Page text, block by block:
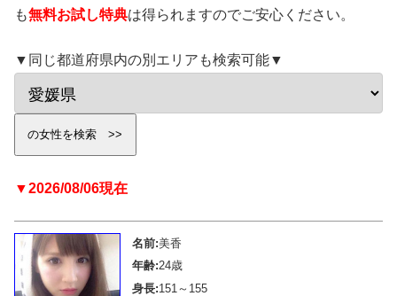
も無料お試し特典は得られますのでご安心ください。
▼同じ都道府県内の別エリアも検索可能▼
▼2026/08/06現在
名前:美香
年齢:24歳
身長:151～155